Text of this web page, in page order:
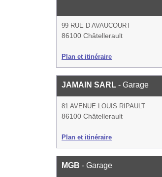
99 RUE D AVAUCOURT
86100 Châtellerault
Plan et itinéraire
JAMAIN SARL - Garage
81 AVENUE LOUIS RIPAULT
86100 Châtellerault
Plan et itinéraire
MGB - Garage